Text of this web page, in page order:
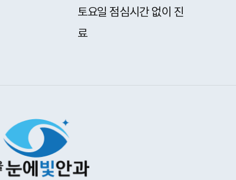
토요일 점심시간 없이 진
료